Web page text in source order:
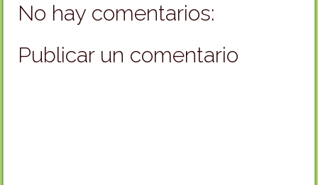
No hay comentarios:
Publicar un comentario